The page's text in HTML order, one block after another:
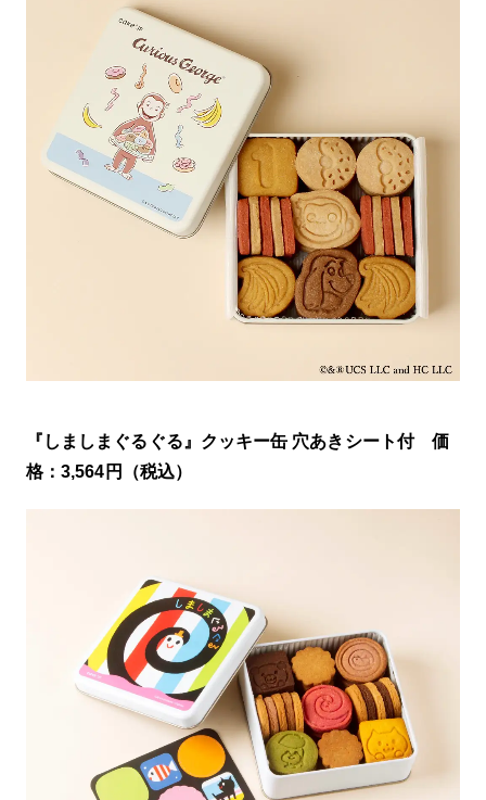
『しましまぐるぐる』クッキー缶 穴あきシート付 価
格：3,564円（税込）